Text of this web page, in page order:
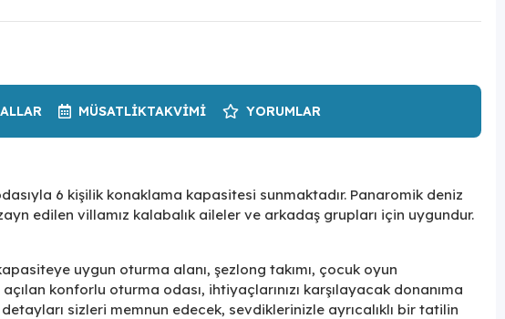
MÜSATLIKTAKVIMI YORUMLAR
6 kişilik konaklama kapasitesi sunmaktadır. Panaromik deniz
edilen villamız kalabalık aileler ve arkadaş grupları için uygundur.
uygun oturma alanı, şezlong takımı, çocuk oyun
konforlu oturma odası, ihtiyaçlarınızı karşılayacak donanıma
sizleri memnun edecek, sevdiklerinizle ayrıcalıklı bir tatilin